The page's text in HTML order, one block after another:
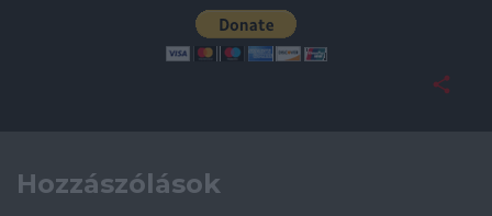
Hozzászólások